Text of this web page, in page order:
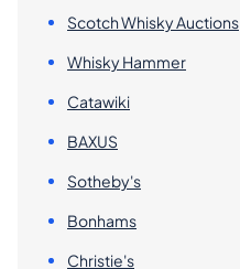
Scotch Whisky Auctions
Whisky Hammer
Catawiki
BAXUS
Sotheby's
Bonhams
Christie's